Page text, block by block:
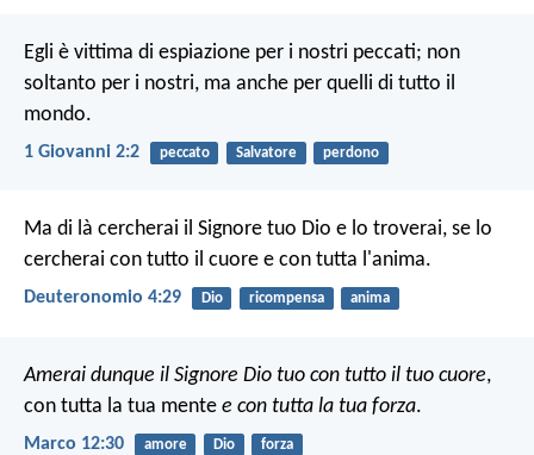
Egli è vittima di espiazione per i nostri peccati; non
soltanto per i nostri, ma anche per quelli di tutto il
mondo.
1 Giovanni 2:2 peccato Salvatore perdono
Ma di là cercherai il Signore tuo Dio e lo troverai, se lo
cercherai con tutto il cuore e con tutta l'anima.
Deuteronomio 4:29 Dio ricompensa anima
Amerai dunque il Signore Dio tuo con tutto il tuo cuore,
con tutta la tua mente e con tutta la tua forza.
Marco 12:30 amore Dio forza